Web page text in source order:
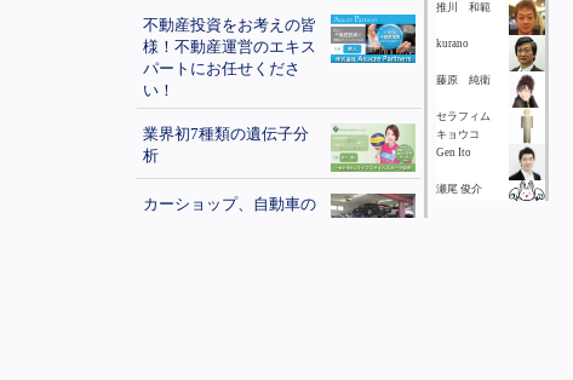
不動産投資をお考えの皆
様！不動産運営のエキス
パートにお任せくださ
い！
業界初7種類の遺伝子分
析
カーショップ、自動車の
推川 和範
kurano
藤原 純衛
セラフィム
キョウコ
Gen Ito
瀬尾 俊介